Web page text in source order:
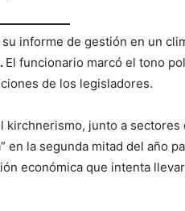
informe de gestión en un
El funcionario marcó el tono
de los legisladores.
junto a sectores
en la segunda mitad del año
económica que intenta